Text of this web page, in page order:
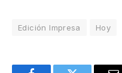
Edición Impresa Hoy